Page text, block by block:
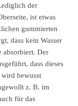
der
ist etwas
gummierten
dass kein Wasser
absorbiert. Der
dass dieses
bewusst
z. B. im
für das